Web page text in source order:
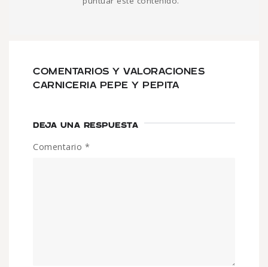
COMENTARIOS Y VALORACIONES
CARNICERIA PEPE Y PEPITA
DEJA UNA RESPUESTA
Comentario *